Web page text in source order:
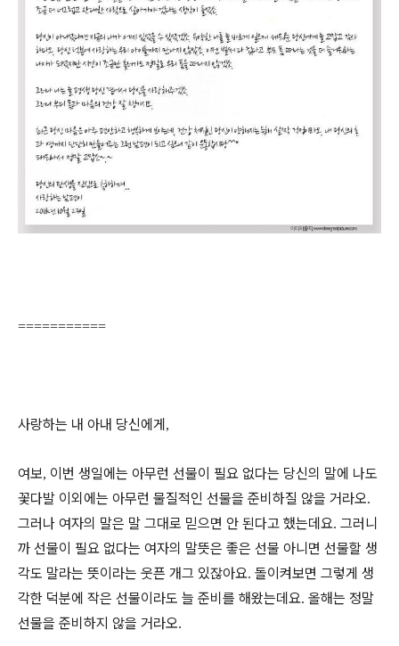
===========
사랑하는 내 아내 당신에게 ,
여보, 이번 생일에는 아무런 선물이 필요 없다는 당신의 말에 나도
꽃다발 이외에는 아무런 물질적인 선물을 준비하질 않을 거라오.
그러나 여자의 말은 말 그대로 믿으면 안 된다고 했는데요. 그러니
까 선물이 필요 없다는 여자의 말뜻은 좋은 선물 아니면 선물할 생
각도 말라는 뜻이라는 웃픈 개그 있잖아요. 돌이켜보면 그렇게 생
각한 덕분에 작은 선물이라도 늘 준비를 해왔는데요. 올해는 정말
선물을 준비하지 않을 거라오.